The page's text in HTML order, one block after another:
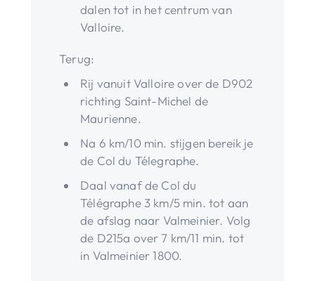
dalen tot in het centrum van
Valloire.
Terug:
Rij vanuit Valloire over de D902
richting Saint-Michel de
Maurienne.
Na 6 km/10 min. stijgen bereik je
de Col du Télegraphe.
Daal vanaf de Col du
Télégraphe 3 km/5 min. tot aan
de afslag naar Valmeinier. Volg
de D215a over 7 km/11 min. tot
in Valmeinier 1800.